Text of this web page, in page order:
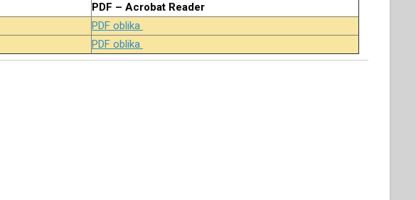
PDF – Acrobat Reader
PDF oblika
PDF oblika